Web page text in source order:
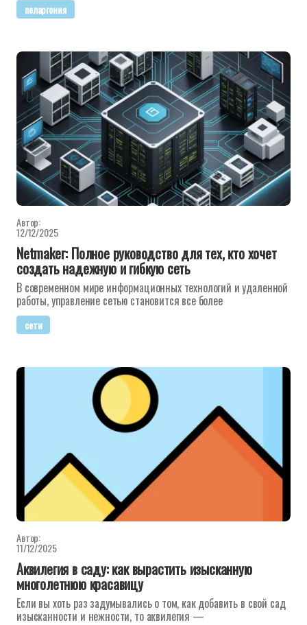
пеларгония
Автор:
12/12/2025
Netmaker: Полное руководство для тех, кто хочет
создать надежную и гибкую сеть
В современном мире информационных технологий и удаленной
работы, управление сетью становится все более
сети
Автор:
11/12/2025
Аквилегия в саду: как вырастить изысканную
многолетнюю красавицу
Если вы хоть раз задумывались о том, как добавить в свой сад
изысканности и нежности, то аквилегия —